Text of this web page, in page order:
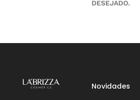
DESEJADO.
Novidades